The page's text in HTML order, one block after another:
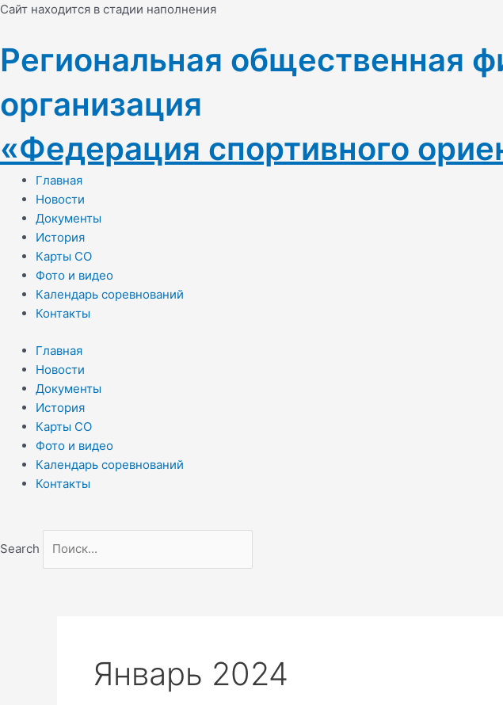
Перейти
содержимому
Cайт находится в стадии наполнения
Региональная общественная
организация
«Федерация спортивного
Главная
Новости
Документы
История
Карты СО
Фото и видео
Календарь соревнований
Контакты
Главная
Новости
Документы
История
Карты СО
Фото и видео
Календарь соревнований
Контакты
Search
Январь 2024